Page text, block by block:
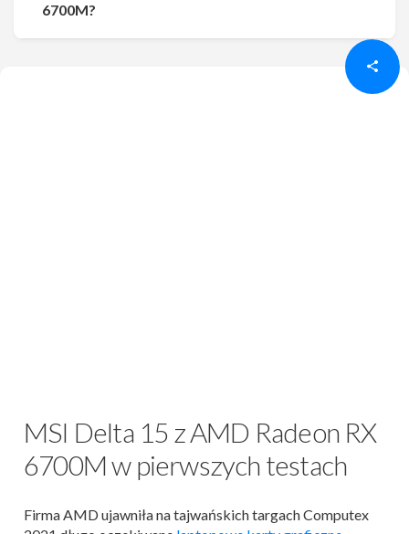
MSI Delta 15 z AMD Radeon RX
6700M w pierwszych testach
Firma AMD ujawniła na tajwańskich targach Computex
6700M?